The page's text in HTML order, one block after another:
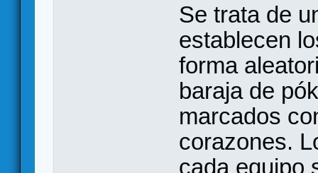
Se trata de
establecen
forma
baraja de
marcados
corazones.
cada equipo